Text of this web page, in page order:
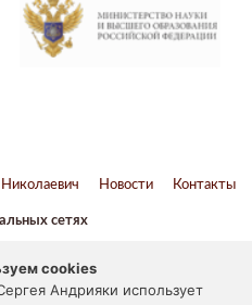
Новости Контакты
сетях
против террора
cookies
Андрияки использует